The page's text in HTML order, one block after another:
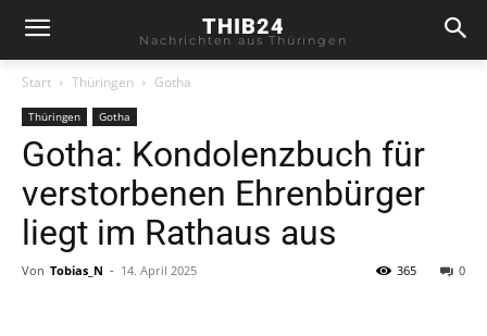
THIB24
Nachrichten aus Thüringen
Start Thüringen Gotha
Thüringen Gotha
Gotha: Kondolenzbuch für
verstorbenen Ehrenbürger
liegt im Rathaus aus
Von Tobias_N - 14. April 2025 0
365